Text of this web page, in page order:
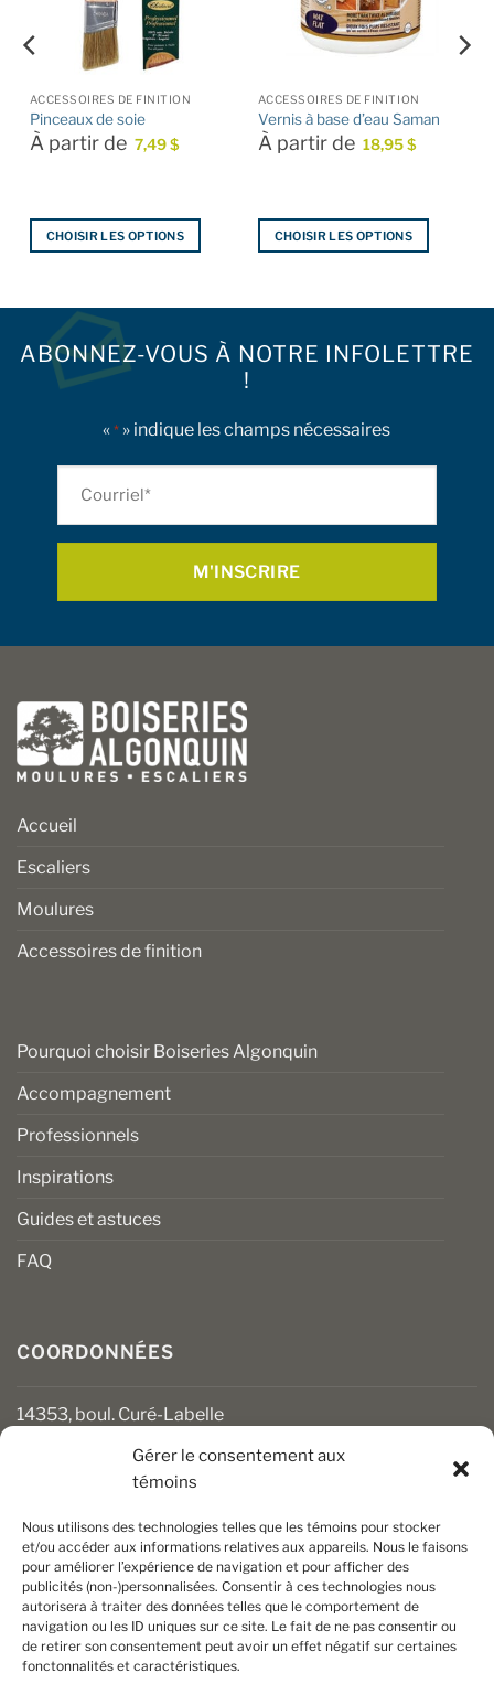
Gérer le consentement aux
témoins
Nous utilisons des technologies telles que les témoins pour stocker
et/ou accéder aux informations relatives aux appareils. Nous le faisons
pour améliorer l’expérience de navigation et pour afficher des
publicités (non-)personnalisées. Consentir à ces technologies nous
autorisera à traiter des données telles que le comportement de
navigation ou les ID uniques sur ce site. Le fait de ne pas consentir ou
de retirer son consentement peut avoir un effet négatif sur certaines
fonctonnalités et caractéristiques.
ACCESSOIRES DE FINITION
Pinceaux de soie
À partir de 7,49$
CHOISIR LES OPTIONS
a
plusieurs
variations.
choisies
page
ACCESSOIRES DE FINITION
Vernis à base d’eau Saman
À partir de 18,95$
CHOISIR LES OPTIONS
a
variations.
peuvent
choisies
page
du
ABONNEZ-VOUS À NOTRE INFOLETTRE
!
«* » indique les champs nécessaires
Accueil
Escaliers
Moulures
Accessoires de finition
Pourquoi choisir Boiseries Algonquin
Accompagnement
Professionnels
Inspirations
Guides et astuces
FAQ
COORDONNÉES
14353, boul. Curé-Labelle
clients@boiseriesalgonquin.com
HEURES D’OUVERTURE
Lundi au vendredi : 6 h 30 à 17 h 30
Samedi : 8 h à 17 h
Dimanche : Fermé